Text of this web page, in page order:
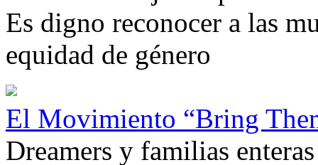
Es digno reconocer a las
equidad de género
El Movimiento “Bring
Dreamers y familias